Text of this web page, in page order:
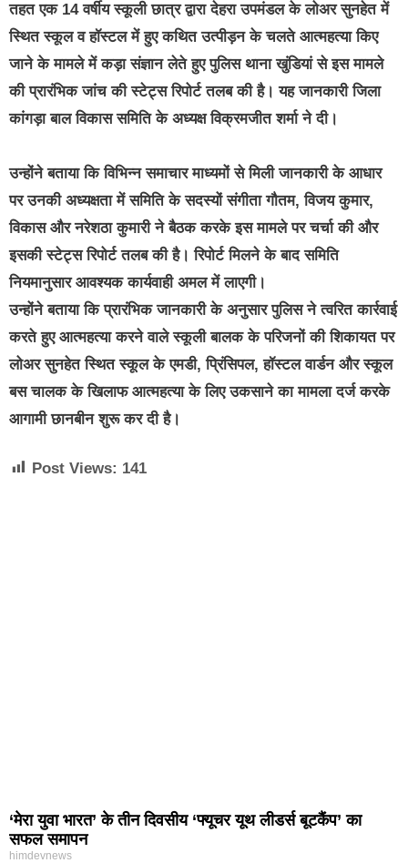
तहत एक 14 वर्षीय स्‍कूली छात्र द्वारा देहरा उपमंडल के लोअर सुनहेत में
स्‍थित स्‍कूल व हॉस्‍टल में हुए कथित उत्‍पीड़न के चलते आत्‍महत्‍या किए
जाने के मामले में कड़ा संज्ञान लेते हुए पुलिस थाना खुंडियां से इस मामले
की प्रारंभिक जांच की स्‍टेट्स रिपोर्ट तलब की है। यह जानकारी जिला
कांगड़ा बाल विकास समिति के अध्‍यक्ष विक्रमजीत शर्मा ने दी।
उन्होंने बताया कि विभिन्‍न समाचार माध्‍यमों से मिली जानकारी के आधार
पर उनकी अध्‍यक्षता में समिति के सदस्‍यों संगीता गौतम, विजय कुमार,
विकास और नरेशठा कुमारी ने बैठक करके इस मामले पर चर्चा की और
इसकी स्‍टेट्स रिपोर्ट तलब की है। रिपोर्ट मिलने के बाद समिति
नियमानुसार आवश्‍यक कार्यवाही अमल में लाएगी।
उन्‍होंने बताया कि प्रारंभिक जानकारी के अनुसार पुलिस ने त्‍वरित कार्रवाई
करते हुए आत्‍महत्‍या करने वाले स्‍कूली बालक के परिजनों की शिकायत पर
लोअर सुनहेत स्‍थित स्‍कूल के एमडी, प्रिंसिपल, हॉस्‍टल वार्डन और स्‍कूल
बस चालक के खिलाफ आत्‍महत्‍या के लिए उकसाने का मामला दर्ज करके
आगामी छानबीन शुरू कर दी है।
Post Views: 141
‘मेरा युवा भारत’ के तीन दिवसीय ‘फ्यूचर यूथ लीडर्स बूटकैंप’ का
सफल समापन
himdevnews